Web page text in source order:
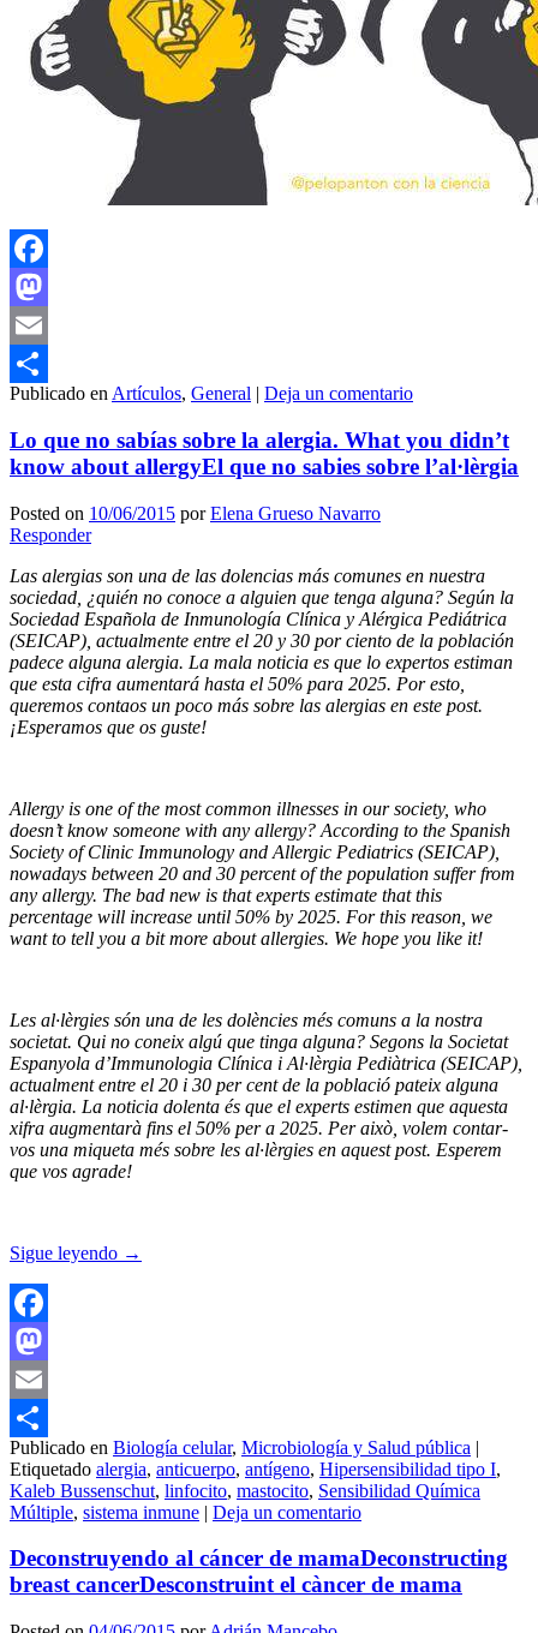
Facebook
Mastodon
Email
Compartir
Publicado en Artículos, General | Deja un comentario
Lo que no sabías sobre la alergia. What you didn’t
know about allergyEl que no sabies sobre l’al·lèrgia
Posted on 10/06/2015 porElena Grueso Navarro
Responder
Las alergias son una de las dolencias más comunes en nuestra
sociedad, ¿quién no conoce a alguien que tenga alguna? Según la
Sociedad Española de Inmunología Clínica y Alérgica Pediátrica
(SEICAP), actualmente entre el 20 y 30 por ciento de la población
padece alguna alergia. La mala noticia es que lo expertos estiman
que esta cifra aumentará hasta el 50% para 2025. Por esto,
queremos contaos un poco más sobre las alergias en este post.
¡Esperamos que os guste!
Allergy is one of the most common illnesses in our society, who
doesn’t know someone with any allergy? According to the Spanish
Society of Clinic Immunology and Allergic Pediatrics (SEICAP),
nowadays between 20 and 30 percent of the population suffer from
any allergy. The bad new is that experts estimate that this
percentage will increase until 50% by 2025. For this reason, we
want to tell you a bit more about allergies. We hope you like it!
Les al·lèrgies són una de les dolències més comuns a la nostra
societat. Qui no coneix algú que tinga alguna? Segons la Societat
Espanyola d’Immunologia Clínica i Al·lèrgia Pediàtrica (SEICAP),
actualment entre el 20 i 30 per cent de la població pateix alguna
al·lèrgia. La noticia dolenta és que el experts estimen que aquesta
xifra augmentarà fins el 50% per a 2025. Per això, volem contar-
vos una miqueta més sobre les al·lèrgies en aquest post. Esperem
que vos agrade!
Sigue leyendo →
Facebook
Mastodon
Email
Compartir
Publicado en Biología celular, Microbiología y Salud pública |
Etiquetado alergia, anticuerpo, antígeno, Hipersensibilidad tipo I,
Kaleb Bussenschut, linfocito, mastocito, Sensibilidad Química
Múltiple, sistema inmune | Deja un comentario
Deconstruyendo al cáncer de mamaDeconstructing
breast cancerDesconstruint el càncer de mama